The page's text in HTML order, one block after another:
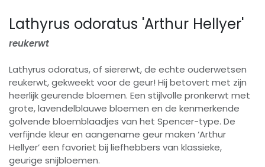
Lathyrus odoratus 'Arthur Hellyer'
reukerwt
Lathyrus odoratus, of siererwt, de echte ouderwetsen
reukerwt, gekweekt voor de geur! Hij betovert met zijn
heerlijk geurende bloemen. Een stijlvolle pronkerwt met
grote, lavendelblauwe bloemen en de kenmerkende
golvende bloemblaadjes van het Spencer-type. De
verfijnde kleur en aangename geur maken ‘Arthur
Hellyer’ een favoriet bij liefhebbers van klassieke,
geurige snijbloemen.